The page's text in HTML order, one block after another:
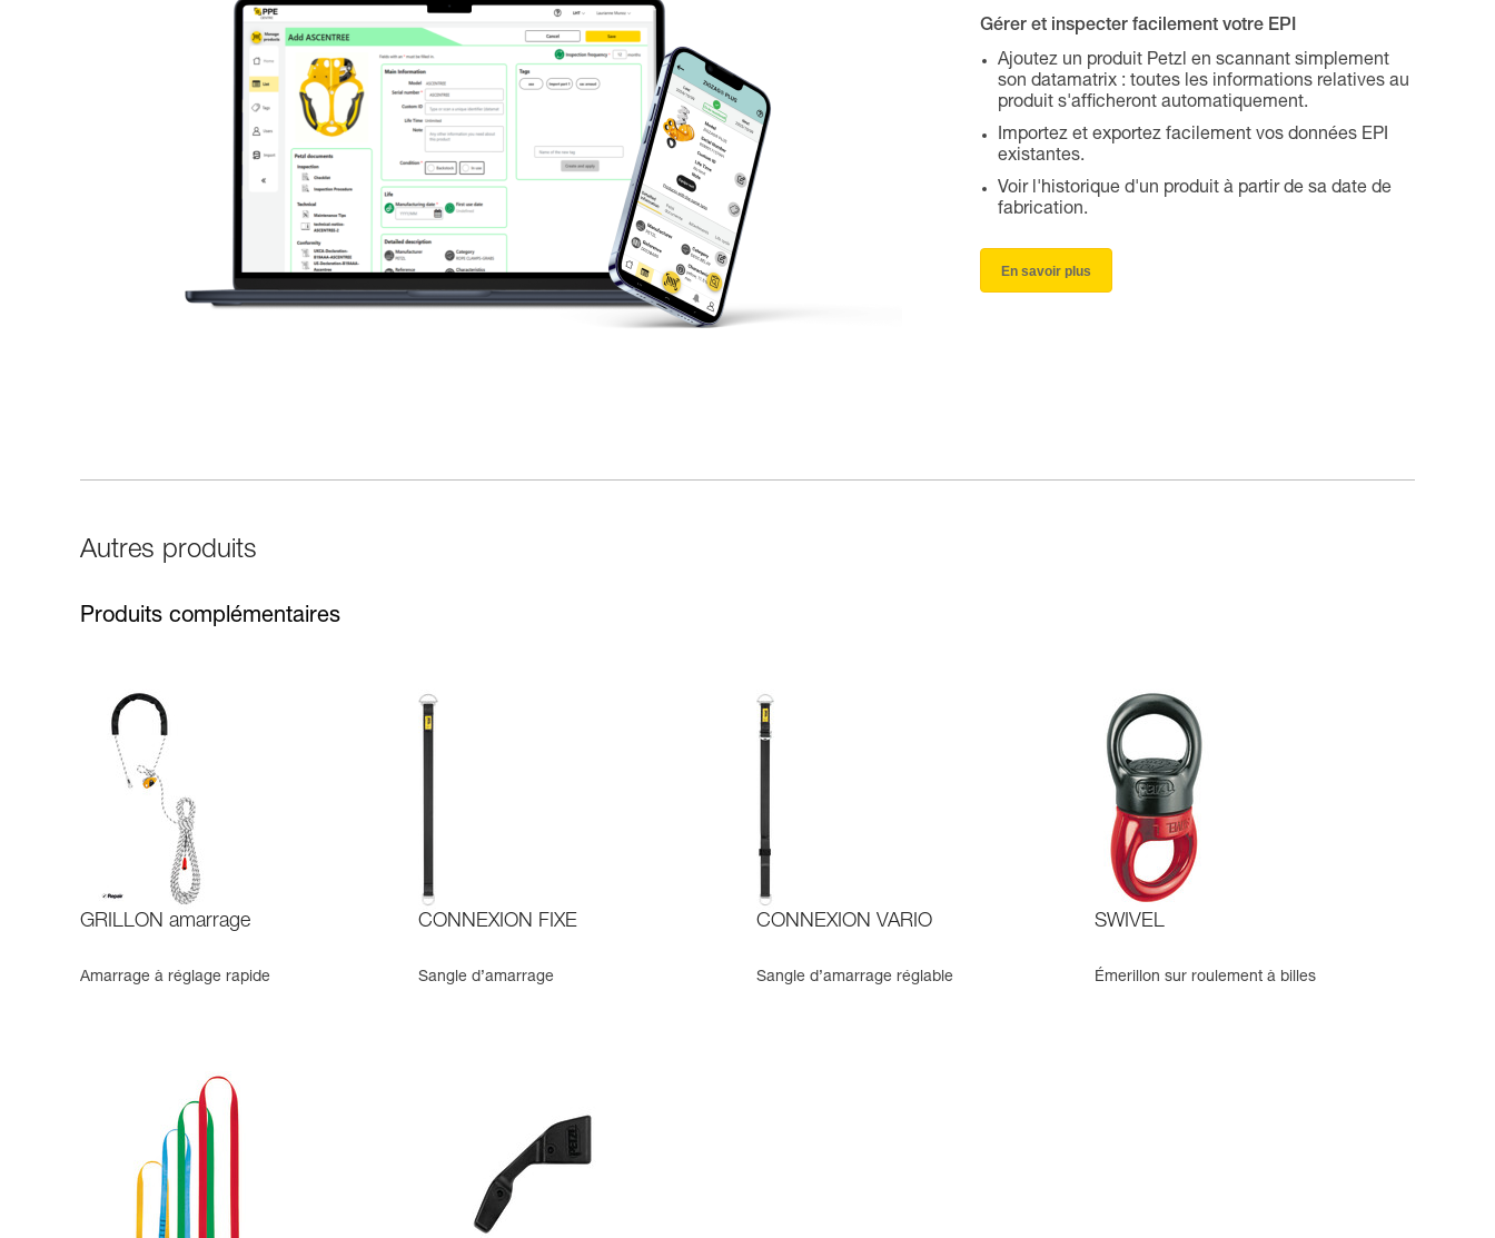
Gérer et inspecter facilement votre EPI
Ajoutez un produit Petzl en scannant simplement
son datamatrix : toutes les informations relatives au
produit s'afficheront automatiquement.
Importez et exportez facilement vos données EPI
existantes.
Voir l'historique d'un produit à partir de sa date de
fabrication.
En savoir plus
Autres produits
Produits complémentaires
GRILLON amarrage
Amarrage à réglage rapide
CONNEXION FIXE
Sangle d’amarrage
CONNEXION VARIO
Sangle d’amarrage réglable
SWIVEL
Émerillon sur roulement à billes